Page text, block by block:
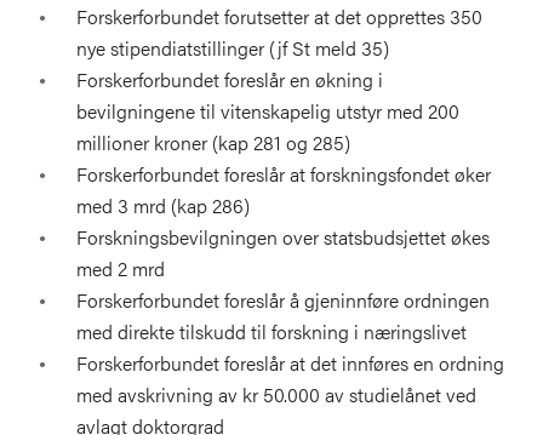
Forskerforbundet forutsetter at det opprettes 350
nye stipendiatstillinger (jf St meld 35)
Forskerforbundet foreslår en økning i
bevilgningene til vitenskapelig utstyr med 200
millioner kroner (kap 281 og 285)
Forskerforbundet foreslår at forskningsfondet øker
med 3 mrd (kap 286)
Forskningsbevilgningen over statsbudsjettet økes
med 2 mrd
Forskerforbundet foreslår å gjeninnføre ordningen
med direkte tilskudd til forskning i næringslivet
Forskerforbundet foreslår at det innføres en ordning
med avskrivning av kr 50.000 av studielånet ved
avlagt doktorgrad